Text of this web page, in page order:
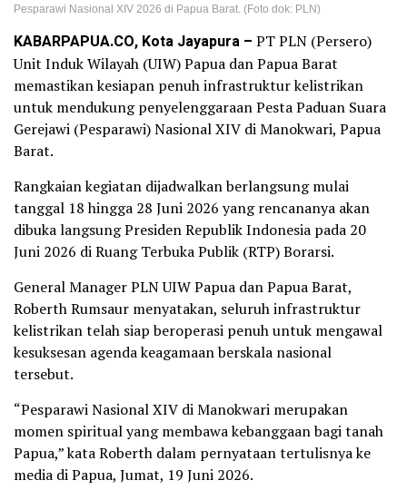
Pesparawi Nasional XIV 2026 di Papua Barat. (Foto dok: PLN)
KABARPAPUA.CO, Kota Jayapura – PT PLN (Persero)
Unit Induk Wilayah (UIW) Papua dan Papua Barat
memastikan kesiapan penuh infrastruktur kelistrikan
untuk mendukung penyelenggaraan Pesta Paduan Suara
Gerejawi (Pesparawi) Nasional XIV di Manokwari, Papua
Barat.
Rangkaian kegiatan dijadwalkan berlangsung mulai
tanggal 18 hingga 28 Juni 2026 yang rencananya akan
dibuka langsung Presiden Republik Indonesia pada 20
Juni 2026 di Ruang Terbuka Publik (RTP) Borarsi.
General Manager PLN UIW Papua dan Papua Barat,
Roberth Rumsaur menyatakan, seluruh infrastruktur
kelistrikan telah siap beroperasi penuh untuk mengawal
kesuksesan agenda keagamaan berskala nasional
tersebut.
“Pesparawi Nasional XIV di Manokwari merupakan
momen spiritual yang membawa kebanggaan bagi tanah
Papua,” kata Roberth dalam pernyataan tertulisnya ke
media di Papua, Jumat, 19 Juni 2026.